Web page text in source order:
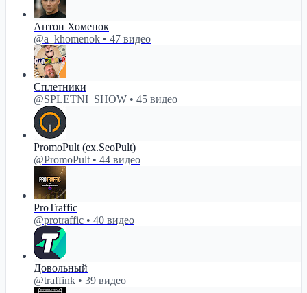
Антон Хоменок
@a_khomenok • 47 видео
Сплетники
@SPLETNI_SHOW • 45 видео
PromoPult (ex.SeoPult)
@PromoPult • 44 видео
ProTraffic
@protraffic • 40 видео
Довольный
@traffink • 39 видео